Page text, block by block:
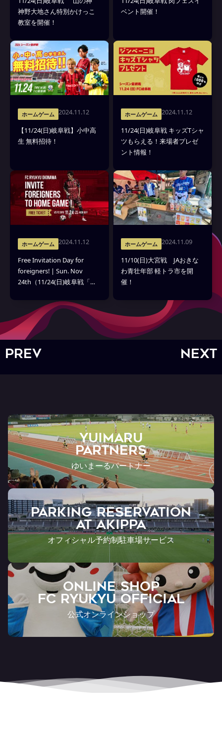
神野大地さん特別かけっこ
教室を開催！
ベント開催！
ホームゲーム 2024.11.12
【11/24(日)岐阜戦】小中高
生 無料招待！
ホームゲーム 2024.11.12
11/24(日)岐阜戦 キッズTシャ
ツもらえる！来場者プレゼ
ント情報！
ホームゲーム 2024.11.12
Free Invitation Day for
foreigners! | Sun. Nov
24th（11/24(日)岐阜戦「外
ホームゲーム 2024.11.09
11/10(日)大宮戦 JAおきな
わ青壮年部 軽トラ市を開
催！
PREV NEXT
YUIMARU
Partners
ゆいまーるパートナー
PARKING RESERVATION
AT Akippa
オフィシャル予約制駐車場サービス
ONLINE SHOP
FC RYUKYU OFFICIAL
公式オンラインショップ